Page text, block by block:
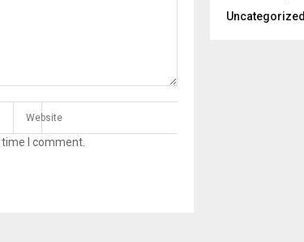
I comment.
Uncategorized